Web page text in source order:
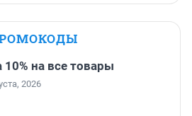
10% на все товары
2026